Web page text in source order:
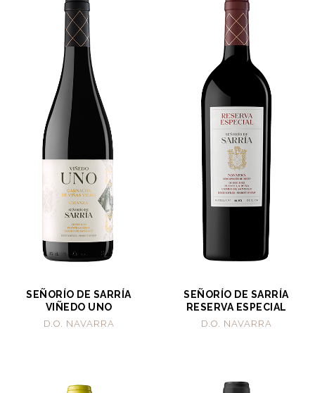
SEÑORÍO DE SARRÍA
VIÑEDO UNO
D.O. NAVARRA
SEÑORÍO DE SARRÍA
RESERVA ESPECIAL
D.O. NAVARRA